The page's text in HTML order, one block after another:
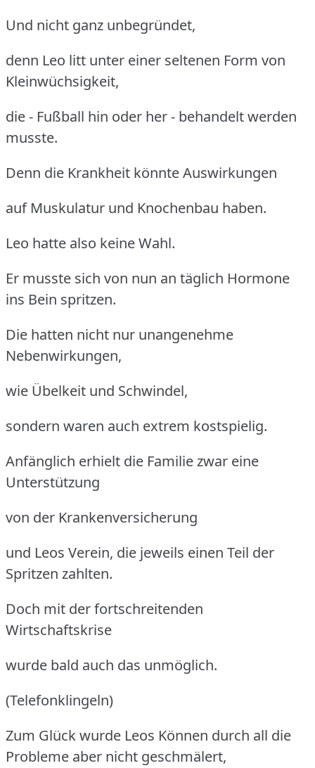
Und nicht ganz unbegründet,
denn Leo litt unter einer seltenen Form von
Kleinwüchsigkeit,
die - Fußball hin oder her - behandelt werden
musste.
Denn die Krankheit könnte Auswirkungen
auf Muskulatur und Knochenbau haben.
Leo hatte also keine Wahl.
Er musste sich von nun an täglich Hormone
ins Bein spritzen.
Die hatten nicht nur unangenehme
Nebenwirkungen,
wie Übelkeit und Schwindel,
sondern waren auch extrem kostspielig.
Anfänglich erhielt die Familie zwar eine
Unterstützung
von der Krankenversicherung
und Leos Verein, die jeweils einen Teil der
Spritzen zahlten.
Doch mit der fortschreitenden
Wirtschaftskrise
wurde bald auch das unmöglich.
(Telefonklingeln)
Zum Glück wurde Leos Können durch all die
Probleme aber nicht geschmälert,